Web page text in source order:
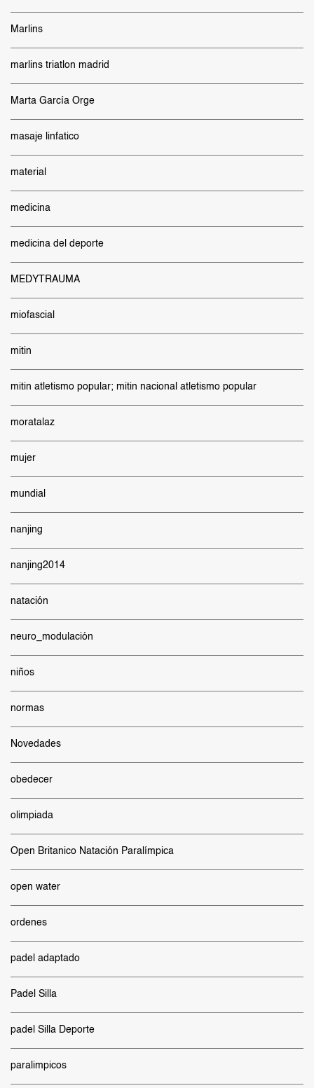
Marlins
marlins triatlon madrid
Marta García Orge
masaje linfatico
material
medicina
medicina del deporte
MEDYTRAUMA
miofascial
mitin
mitin atletismo popular; mitin nacional atletismo popular
moratalaz
mujer
mundial
nanjing
nanjing2014
natación
neuro_modulación
niños
normas
Novedades
obedecer
olimpiada
Open Britanico Natación Paralímpica
open water
ordenes
padel adaptado
Padel Silla
padel Silla Deporte
paralimpicos